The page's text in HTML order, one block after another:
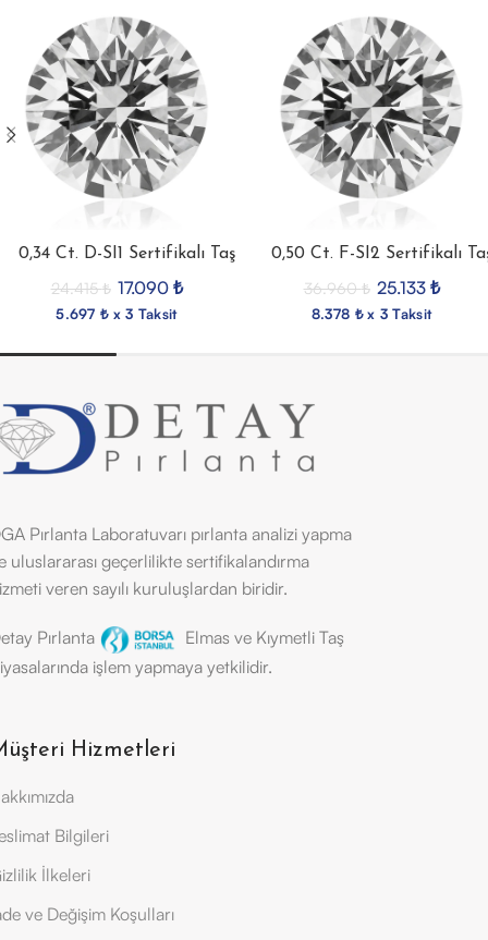
0,34 Ct. D-SI1 Sertifikalı Taş
24.415₺ 17.090 ₺
5.697 ₺ x 3 Taksit
0,50 Ct. F-SI2 Sertifikalı
36.960₺ 25.133 ₺
8.378 ₺ x 3 Taksit
Pırlanta Laboratuvarı pırlanta analizi yapma
uluslararası geçerlilikte sertifikalandırma
veren sayılı kuruluşlardan biridir.
Pırlanta
Elmas ve Kıymetli Taş
işlem yapmaya yetkilidir.
Hizmetleri
Bilgileri
İlkeleri
ve Değişim Koşulları